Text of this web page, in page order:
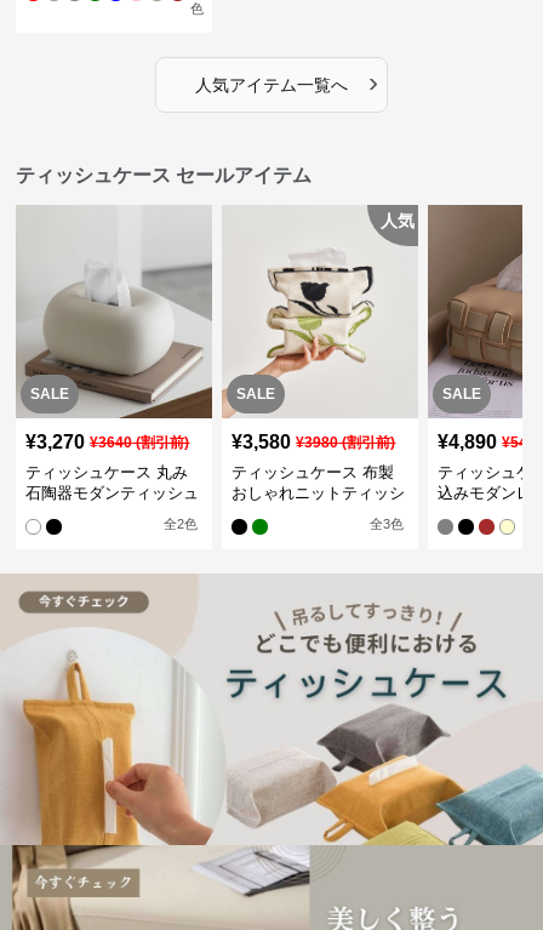
色
人気アイテム一覧へ ›
ティッシュケース セールアイテム
SALE
¥3,270 ¥3640(割引前)
ティッシュケース 丸み
石陶器モダンティッシュ
全2色
SALE
人気
¥3,580 ¥3980(割引前)
ティッシュケース 布製
おしゃれニットティッシ
全3色
SALE
¥4,890 ¥
ティッシュケ
込みモダンレ